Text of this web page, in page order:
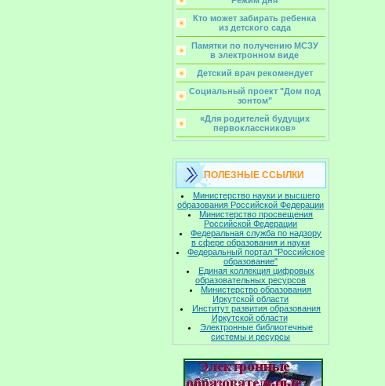
Кто может забирать ребенка
из детского сада
Памятки по получению МСЗУ
в электронном виде
Детский врач рекомендует
Социальный проект "Дом под
зонтом"
«Для родителей будущих
первоклассников»
ПОЛЕЗНЫЕ ССЫЛКИ
Министерство науки и высшего
образования Российской Федерации
Министерство просвещения
Российской Федерации
Федеральная служба по надзору
в сфере образования и науки
Федеральный портал "Российское
образование"
Единая коллекция цифровых
образовательных ресурсов
Министерство образования
Иркутской области
Институт развития образования
Иркутской области
Электронные библиотечные
системы и ресурсы